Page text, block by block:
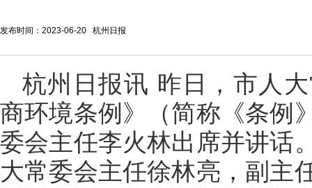
发布时间：2023-06-20 杭州日报
杭州日报讯 昨日，市人
商环境条例》（简称《条例
委会主任李火林出席并讲话
大常委会主任徐林亮，副主